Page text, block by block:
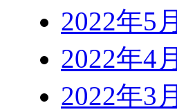
2022年5月
2022年4月
2022年3月